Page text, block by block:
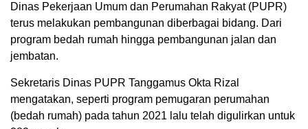
Dinas Pekerjaan Umum dan Perumahan Rakyat (PUPR)
terus melakukan pembangunan diberbagai bidang. Dari
program bedah rumah hingga pembangunan jalan dan
jembatan.
Sekretaris Dinas PUPR Tanggamus Okta Rizal
mengatakan, seperti program pemugaran perumahan
(bedah rumah) pada tahun 2021 lalu telah digulirkan untuk